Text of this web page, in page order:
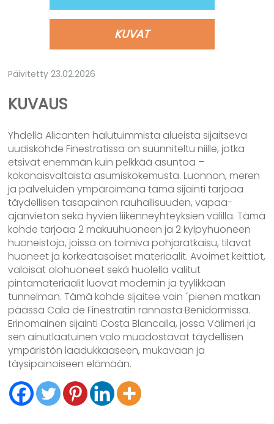
KUVAT
Päivitetty 23.02.2026
KUVAUS
Yhdellä Alicanten halutuimmista alueista sijaitseva
uudiskohde Finestratissa on suunniteltu niille, jotka
etsivät enemmän kuin pelkkää asuntoa –
kokonaisvaltaista asumiskokemusta. Luonnon, meren
ja palveluiden ympäröimänä tämä sijainti tarjoaa
täydellisen tasapainon rauhallisuuden, vapaa-
ajanvieton sekä hyvien liikenneyhteyksien välillä. Tämä
kohde tarjoaa 2 makuuhuoneen ja 2 kylpyhuoneen
huoneistoja, joissa on toimiva pohjaratkaisu, tilavat
huoneet ja korkeatasoiset materiaalit. Avoimet keittiöt,
valoisat olohuoneet sekä huolella valitut
pintamateriaalit luovat modernin ja tyylikkään
tunnelman. Tämä kohde sijaitee vain ´pienen matkan
päässä Cala de Finestratin rannasta Benidormissa.
Erinomainen sijainti Costa Blancalla, jossa Välimeri ja
sen ainutlaatuinen valo muodostavat täydellisen
ympäristön laadukkaaseen, mukavaan ja
täysipainoiseen elämään.